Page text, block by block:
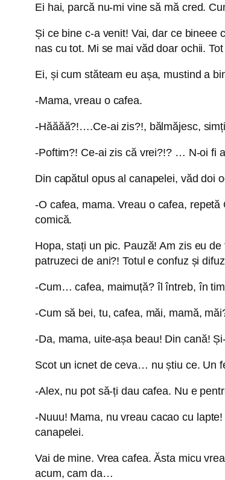
Ei hai, parcă nu-mi vine să mă cred.
Și ce bine c-a venit! Vai, dar ce bineee
nas cu tot. Mi se mai văd doar ochii.
Ei, și cum stăteam eu așa, mustind a
-Mama, vreau o cafea.
-Hăăăă?!….Ce-ai zis?!, bălmăjesc,
-Poftim?! Ce-ai zis că vrei?!? … N-oi fi
Din capătul opus al canapelei, văd doi
-O cafea, mama. Vreau o cafea,
comică.
Hopa, stați un pic. Pauză! Am zis eu
patruzeci de ani?! Totul e confuz și
-Cum… cafea, maimuță? îl întreb, în
-Cum să bei, tu, cafea, măi, mamă,
-Da, mama, uite-așa beau! Din cană!
Scot un icnet de ceva… nu știu ce. Un
-Alex, nu pot să-ți dau cafea. Nu e
-Nuuu! Mama, nu vreau cacao cu
canapelei.
Vai de mine. Vrea cafea. Ăsta micu
acum, cam da…